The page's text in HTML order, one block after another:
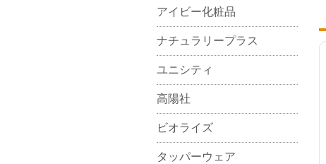
アイビー化粧品
ナチュラリープラス
ユニシティ
高陽社
ビオライズ
タッパーウェア